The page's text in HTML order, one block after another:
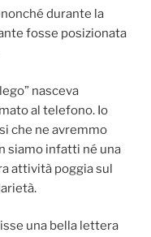
durante la
fosse posizionata
nasceva
al telefono. Io
che ne avremmo
siamo infatti né una
attività poggia sul
una bella lettera